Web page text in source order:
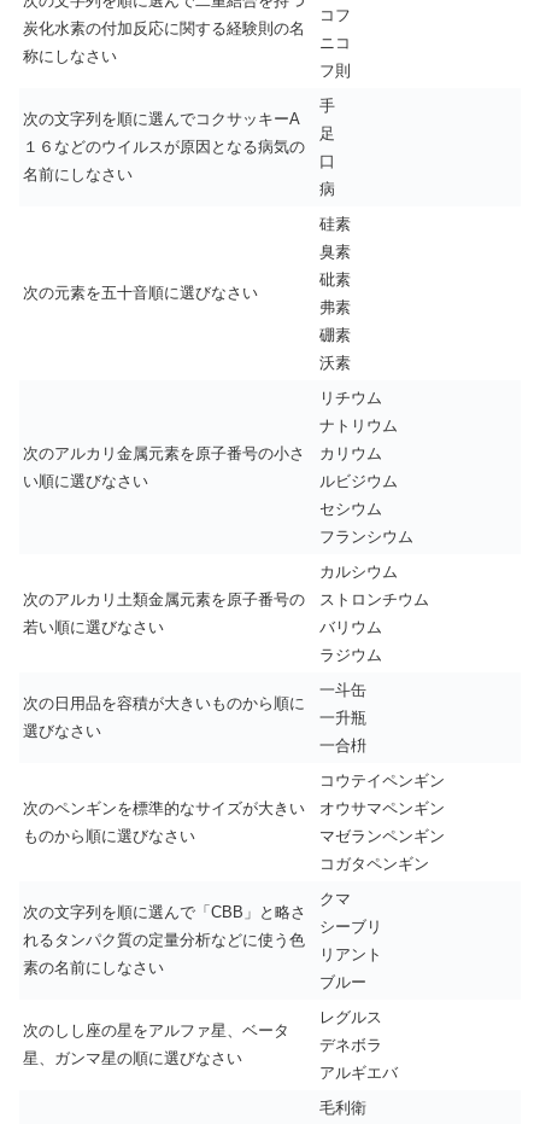
炭化水素の付加反応に関する経験則の名
称にしなさい
コフ
ニコ
フ則
次の文字列を順に選んでコクサッキーA
１６などのウイルスが原因となる病気の
名前にしなさい
手
足
口
病
次の元素を五十音順に選びなさい
硅素
臭素
砒素
弗素
硼素
沃素
次のアルカリ金属元素を原子番号の小さ
い順に選びなさい
リチウム
ナトリウム
カリウム
ルビジウム
セシウム
フランシウム
次のアルカリ土類金属元素を原子番号の
若い順に選びなさい
カルシウム
ストロンチウム
バリウム
ラジウム
次の日用品を容積が大きいものから順に
選びなさい
一斗缶
一升瓶
一合枡
次のペンギンを標準的なサイズが大きい
ものから順に選びなさい
コウテイペンギン
オウサマペンギン
マゼランペンギン
コガタペンギン
次の文字列を順に選んで「CBB」と略さ
れるタンパク質の定量分析などに使う色
素の名前にしなさい
クマ
シーブリ
リアント
ブルー
次のしし座の星をアルファ星、ベータ
星、ガンマ星の順に選びなさい
レグルス
デネボラ
アルギエバ
毛利衛